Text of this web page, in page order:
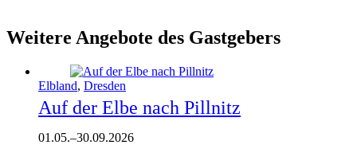
Weitere Angebote des Gastgebers
Elbland, Dresden
Auf der Elbe nach Pillnitz
01.05.–30.09.2026